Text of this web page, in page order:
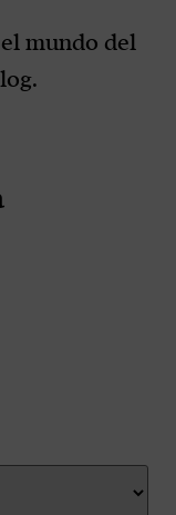
mundo del